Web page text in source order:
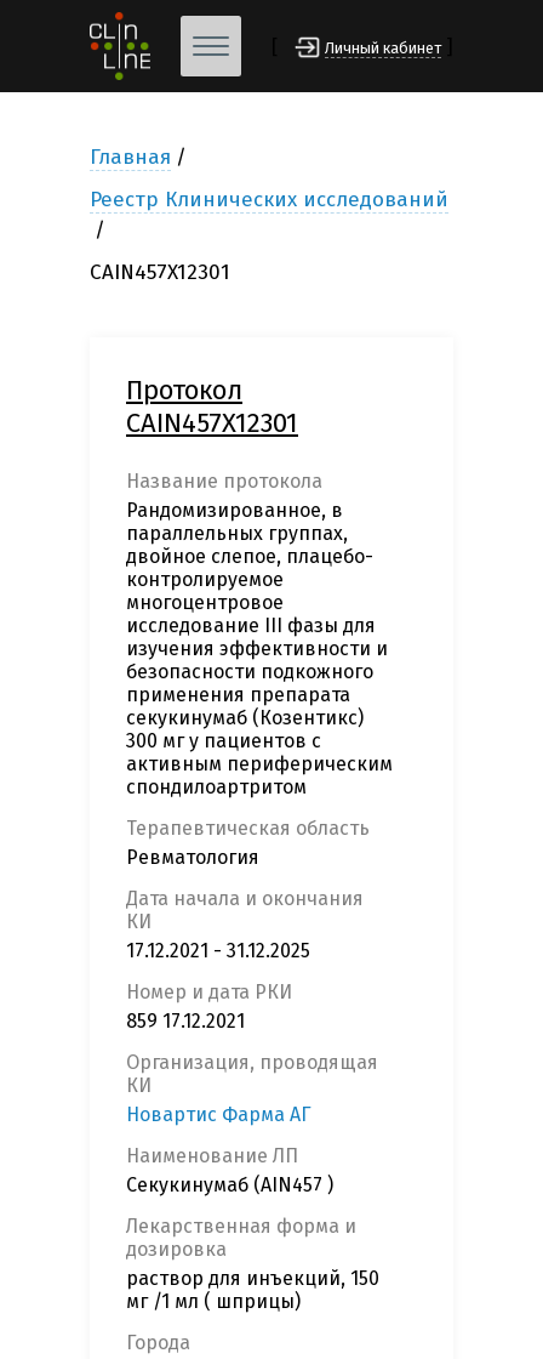
Личный кабинет
Главная
Реестр Клинических исследований
CAIN457X12301
Протокол
CAIN457X12301
Название протокола
Рандомизированное, в
параллельных группах,
двойное слепое, плацебо-
контролируемое
многоцентровое
исследование III фазы для
изучения эффективности и
безопасности подкожного
применения препарата
секукинумаб (Козентикс)
300 мг у пациентов с
активным периферическим
спондилоартритом
Терапевтическая область
Ревматология
Дата начала и окончания
КИ
17.12.2021 - 31.12.2025
Номер и дата РКИ
859 17.12.2021
Организация, проводящая
КИ
Новартис Фарма АГ
Наименование ЛП
Секукинумаб (AIN457 )
Лекарственная форма и
дозировка
раствор для инъекций, 150
мг /1 мл ( шприцы)
Города